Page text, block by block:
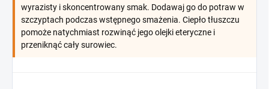
wyrazisty i skoncentrowany smak. Dodawaj go do potraw w
szczyptach podczas wstępnego smażenia. Ciepło tłuszczu
pomoże natychmiast rozwinąć jego olejki eteryczne i
przeniknąć cały surowiec.